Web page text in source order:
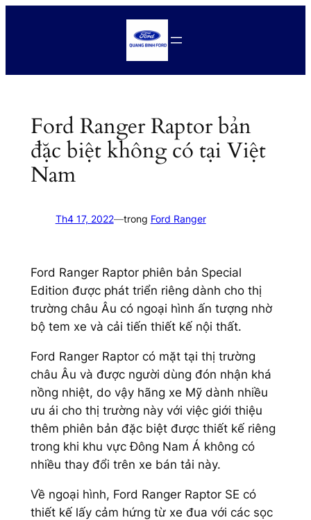
Ford Ranger Raptor bản
đặc biệt không có tại Việt
Nam
Th4 17, 2022—trong Ford Ranger
Ford Ranger Raptor phiên bản Special
Edition được phát triển riêng dành cho thị
trường châu Âu có ngoại hình ấn tượng nhờ
bộ tem xe và cải tiến thiết kế nội thất.
Ford Ranger Raptor có mặt tại thị trường
châu Âu và được người dùng đón nhận khá
nồng nhiệt, do vậy hãng xe Mỹ dành nhiều
ưu ái cho thị trường này với việc giới thiệu
thêm phiên bản đặc biệt được thiết kế riêng
trong khi khu vực Đông Nam Á không có
nhiều thay đổi trên xe bán tải này.
Về ngoại hình, Ford Ranger Raptor SE có
thiết kế lấy cảm hứng từ xe đua với các sọc